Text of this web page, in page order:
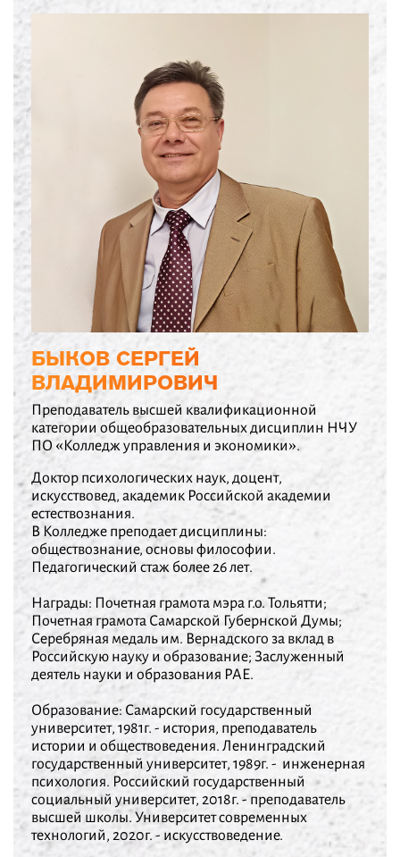
БЫКОВ СЕРГЕЙ
ВЛАДИМИРОВИЧ
Преподаватель высшей квалификационной
категории общеобразовательных дисциплин НЧУ
ПО «Колледж управления и экономики».
Доктор психологических наук, доцент,
искусствовед, академик Российской академии
естествознания.
В Колледже преподает дисциплины:
обществознание, основы философии.
Педагогический стаж более 26 лет.
Награды: Почетная грамота мэра г.о. Тольятти;
Почетная грамота Самарской Губернской Думы;
Серебряная медаль им. Вернадского за вклад в
Российскую науку и образование; Заслуженный
деятель науки и образования РАЕ.
Образование: Самарский государственный
университет, 1981г. - история, преподаватель
истории и обществоведения. Ленинградский
государственный университет, 1989г. - инженерная
психология. Российский государственный
социальный университет, 2018г. - преподаватель
высшей школы. Университет современных
технологий, 2020г. - искусствоведение.